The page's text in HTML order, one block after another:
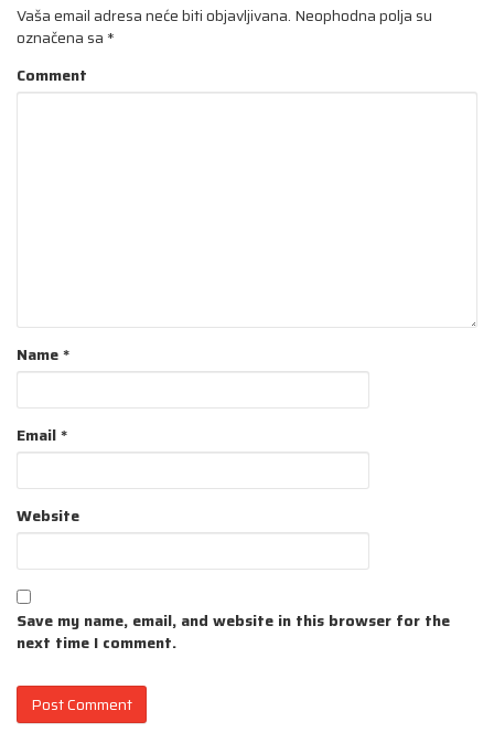
Vaša email adresa neće biti objavljivana. Neophodna polja su
označena sa *
Comment
Name*
Email*
Website
Save my name, email, and website in this browser for the
next time I comment.